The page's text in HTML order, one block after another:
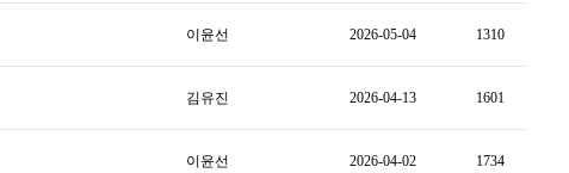
이윤선 2026-05-04 1310
김유진 2026-04-13 1601
이윤선 2026-04-02 1734